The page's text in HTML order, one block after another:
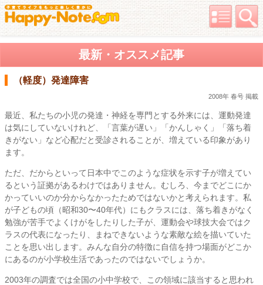
最新・オススメ記事
（軽度）発達障害
2008年 春号 掲載
最近、私たちの小児の発達・神経を専門とする外来には、運動発達
は気にしていないけれど、「言葉が遅い」「かんしゃく」「落ち着
きがない」など心配だと受診されることが、増えている印象があり
ます。
ただ、だからといって日本中でこのような症状を示す子が増えてい
るという証拠があるわけではありません。むしろ、今までどこにか
かっていいのか分からなかったためではないかと考えられます。私
が子どもの頃（昭和30〜40年代）にもクラスには、落ち着きがなく
勉強が苦手でよくけがをしたりした子が、運動会や球技大会ではク
ラスの代表になったり、まねできないような素敵な絵を描いていた
ことを思い出します。みんな自分の特徴に自信を持つ場面がどこか
にあるのが小学校生活であったのではないでしょうか。
2003年の調査では全国の小中学校で、この領域に該当すると思われ